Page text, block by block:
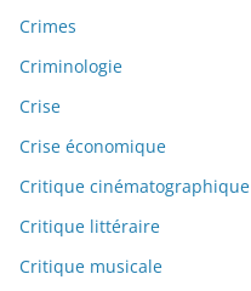
Crimes
Criminologie
Crise
Crise économique
Critique cinématographique
Critique littéraire
Critique musicale